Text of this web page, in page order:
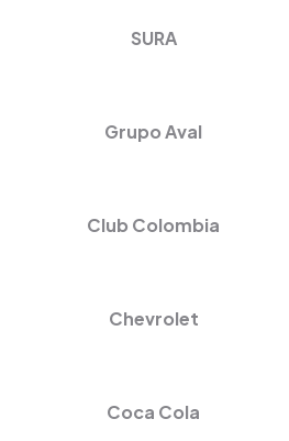
SURA
Grupo Aval
Club Colombia
Chevrolet
Coca Cola